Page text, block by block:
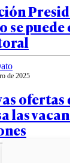
se
de 2025
ofertas
las